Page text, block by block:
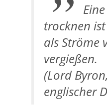
trocknen
als Ströme
vergießen.
(Lord
englischer